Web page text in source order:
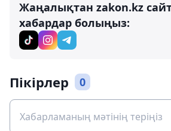
Жаңалықтан zakon.kz
хабардар болыңыз:
Пікірлер 0